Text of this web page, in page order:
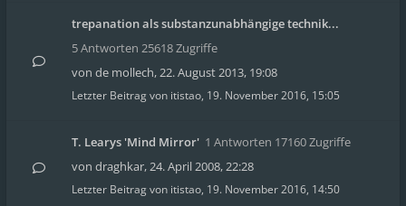
trepanation als substanzunabhängige technik...
5 Antworten 25618 Zugriffe
von de mollech,22. August 2013, 19:08
Letzter Beitrag von itistao, 19. November 2016, 15:05
T. Learys 'Mind Mirror' 1 Antworten 17160 Zugriffe
von draghkar,24. April 2008, 22:28
Letzter Beitrag von itistao, 19. November 2016, 14:50